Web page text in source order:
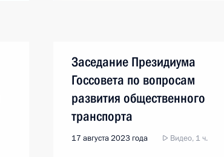
Заседание Президиума
Госсовета по вопросам
развития общественного
транспорта
17 августа 2023 года Видео, 1 ч.